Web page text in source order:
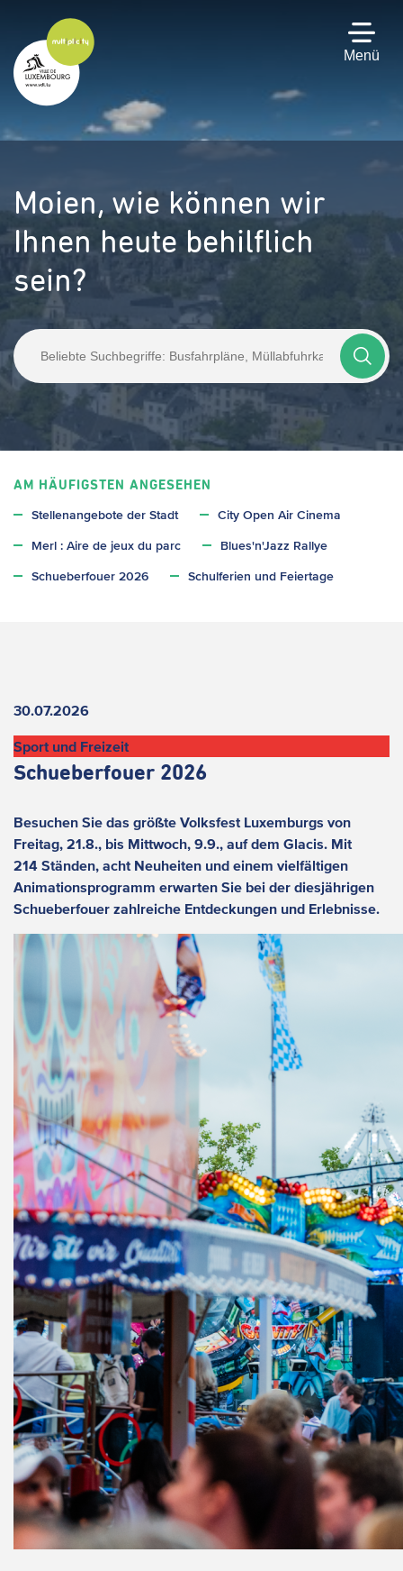
Hauptinhalt
gehen
Menü
Moien,wie können wir
Ihnen heute behilflich
sein?
AM HÄUFIGSTEN ANGESEHEN
Stellenangebote der Stadt City Open Air Cinema
Merl : Aire de jeux du parc Blues'n'Jazz Rallye
Schueberfouer 2026 Schulferien und Feiertage
Aktuelles
30.07.2026
Sport und Freizeit
Schueberfouer 2026
Besuchen Sie das größte Volksfest Luxemburgs von
Freitag, 21.8., bis Mittwoch, 9.9., auf dem Glacis. Mit
214 Ständen, acht Neuheiten und einem vielfältigen
Animationsprogramm erwarten Sie bei der diesjährigen
Schueberfouer zahlreiche Entdeckungen und Erlebnisse.